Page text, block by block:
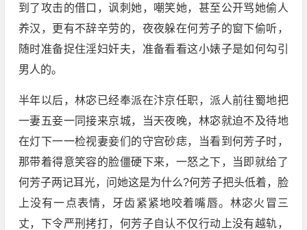
到了攻击的借口，讽刺她，嘲笑她，甚至公开骂她偷人
养汉，更有不辞辛劳的，夜夜躲在何芳子的窗下偷听，
随时准备捉住淫妇奸夫，准备看看这小婊子是如何勾引
男人的。
半年以后，林宓已经奉派在汴京任职，派人前往蜀地把
一妻五妾一同接来京城，当天夜晚，林宓就迫不及待地
在灯下一一检视妻妾们的守宫砂痣，当看到何芳子时，
那带着得意笑容的脸僵硬下来，一怒之下，当即就给了
何芳子两记耳光，问她这是为什么?何芳子把头低着，脸
上没有一点表情，牙齿紧紧地咬着嘴唇。林宓火冒三
丈，下令严刑拷打，何芳子自认不仅行动上没有越轨，